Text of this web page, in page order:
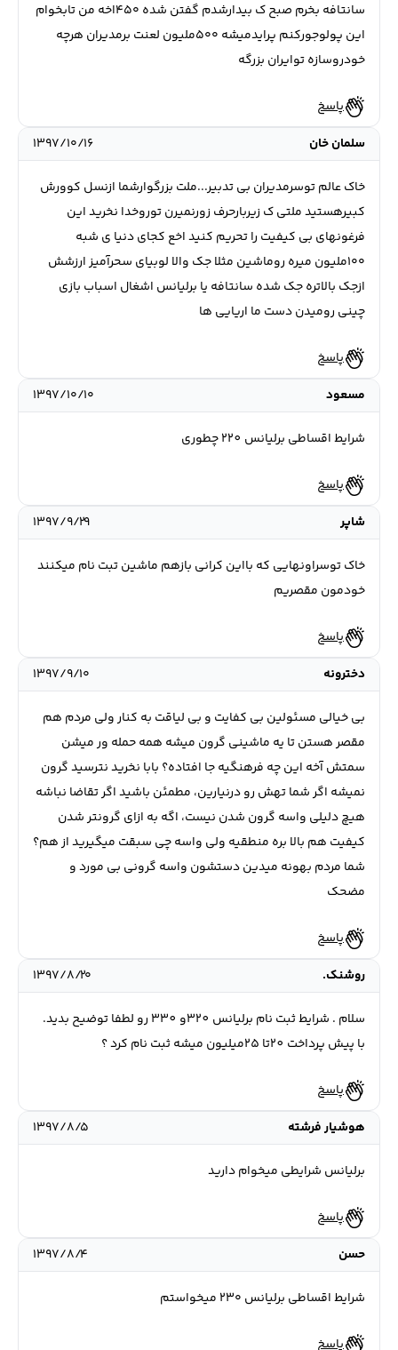
سانتافه بخرم صبح ک بیدارشدم گفتن شده ۴۵۰اخه من تابخوام
این پولوجورکنم پرایدمیشه ۵۰۰ملیون لعنت برمدیران هرچه
خودروسازه توایران بزرگه
پاسخ
سلمان خان
۱۳۹۷/۱۰/۱۶
خاک عالم توسرمدیران بی تدبیر...ملت بزرگوارشما ازنسل کوورش
کبیرهستید ملتی ک زیربارحرف زورنمیرن توروخدا نخرید این
فرغونهای بی کیفیت را تحریم کنید اخع کجای دنیا ی شبه
۱۰۰ملیون میره روماشین مثلا جک والا لوبیای سحرآمیز ارزشش
ازجک بالاتره جک شده سانتافه یا برلیانس اشغال اسباب بازی
چینی رومیدن دست ما اریایی ها
پاسخ
مسعود
۱۳۹۷/۱۰/۱۰
شرایط اقساطی برلیانس 220 چطوری
پاسخ
شاپر
۱۳۹۷/۹/۲۹
خاک توسراونهایی که بااین کرانی بازهم ماشین تبت نام میکنند
خودمون مقصریم
پاسخ
دخترونه
۱۳۹۷/۹/۱۰
بی خیالی مسئولین بی کفایت و بی لیاقت به کنار ولی مردم هم
مقصر هستن تا یه ماشینی گرون میشه همه حمله ور میشن
سمتش آخه این چه فرهنگیه جا افتاده؟ بابا نخرید نترسید گرون
نمیشه اگر شما تهش رو درنیارین، مطمئن باشید اگر تقاضا نباشه
هیچ دلیلی واسه گرون شدن نیست، اگه به ازای گرونتر شدن
کیفیت هم بالا بره منطقیه ولی واسه چی سبقت میگیرید از هم؟
شما مردم بهونه میدین دستشون واسه گرونی بی مورد و
مضحک
پاسخ
روشنک.
۱۳۹۷/۸/۲۰
سلام . شرایط ثبت نام برلیانس 320و 330 رو لطفا توضیح بدید.
با پیش پرداخت 20تا 25میلیون میشه ثبت نام کرد ؟
پاسخ
هوشیار فرشته
۱۳۹۷/۸/۵
برلیانس شرایطی میخوام دارید
پاسخ
حسن
۱۳۹۷/۸/۴
شرایط اقساطی برلیانس ۲۳۰ میخواستم
پاسخ